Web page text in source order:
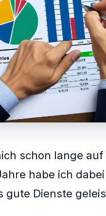
schon lange
habe ich
gute Dienste